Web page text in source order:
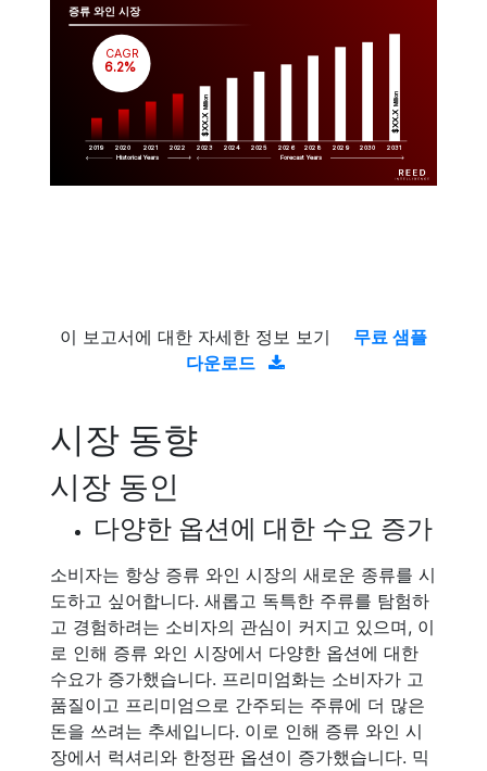
증류 와인 시장
2019 2020 2021 2022 2023 2024 2025 2026 2028 2029 2030 2031
$XX.X
Million
$XX.X
Million
CAGR
6.2%
Historical Years Forecast Years
이 보고서에 대한 자세한 정보 보기
무료 샘플
다운로드
시장 동향
시장 동인
다양한 옵션에 대한 수요 증가
소비자는 항상 증류 와인 시장의 새로운 종류를 시
도하고 싶어합니다. 새롭고 독특한 주류를 탐험하
고 경험하려는 소비자의 관심이 커지고 있으며, 이
로 인해 증류 와인 시장에서 다양한 옵션에 대한
수요가 증가했습니다. 프리미엄화는 소비자가 고
품질이고 프리미엄으로 간주되는 주류에 더 많은
돈을 쓰려는 추세입니다. 이로 인해 증류 와인 시
장에서 럭셔리와 한정판 옵션이 증가했습니다. 믹